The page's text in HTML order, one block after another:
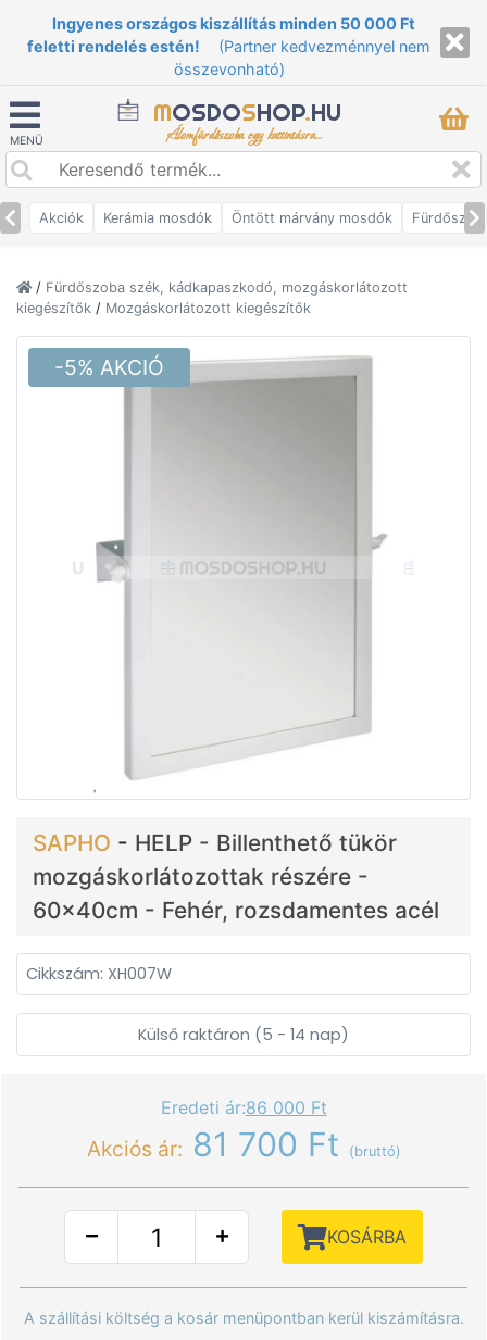
Ingyenes országos kiszállítás minden 50 000 Ft
feletti rendelés estén!
(Partner kedvezménnyel nem
összevonható)
MENÜ
MOSDOSHOP.HU
Álomfürdőszoba egy kattintásra...
Akciók Kerámia mosdók Öntött márvány mosdók
/ Fürdőszoba szék, kádkapaszkodó, mozgáskorlátozott
kiegészítők / Mozgáskorlátozott kiegészítők
-5% AKCIÓ
SAPHO - HELP - Billenthető tükör
mozgáskorlátozottak részére -
60x40cm - Fehér, rozsdamentes acél
Cikkszám: XH007W
Külső raktáron (5 - 14 nap)
Eredeti ár:86 000 Ft
Akciós ár: 81 700 Ft (bruttó)
KOSÁRBA
A szállítási költség a kosár menüpontban kerül kiszámításra.